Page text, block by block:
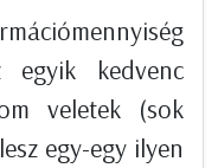
egyik kedvenc
veletek (sok
egy-egy ilyen